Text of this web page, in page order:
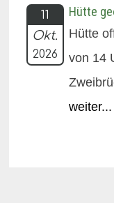
11
Okt.
2026
Hütte
Hütte
von 14
weiter...